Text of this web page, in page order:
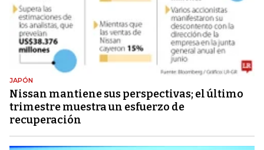
JAPÓN
Nissan mantiene sus perspectivas; el último
trimestre muestra un esfuerzo de
recuperación